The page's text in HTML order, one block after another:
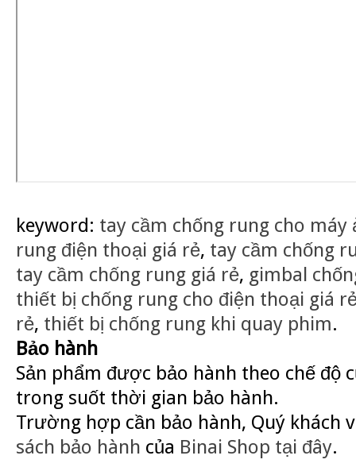
keyword: tay cầm chống rung cho máy
rung điện thoại giá rẻ, tay cầm chống
tay cầm chống rung giá rẻ, gimbal
thiết bị chống rung cho điện thoại giá
rẻ, thiết bị chống rung khi quay phim.
Bảo hành
Sản phẩm được bảo hành theo chế độ
trong suốt thời gian bảo hành.
Trường hợp cần bảo hành, Quý khách
sách bảo hành của Binai Shop tại đây.